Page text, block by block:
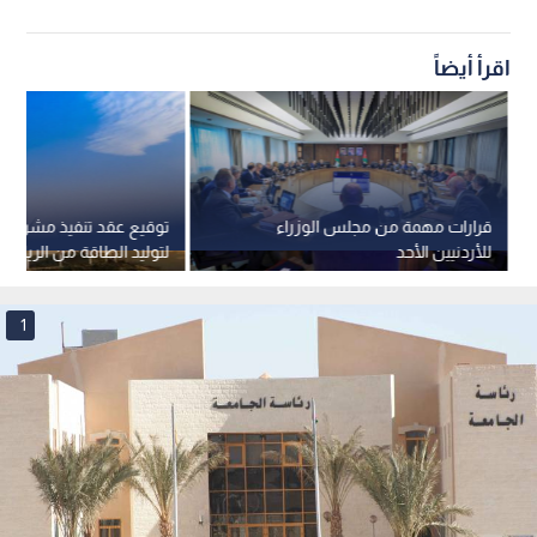
اقرأ أيضاً
توقيع عقد تنفيذ مشروع
ميجاواط في معان
قرارات مهمة من مجلس الوزراء
للأردنيين الأحد
1